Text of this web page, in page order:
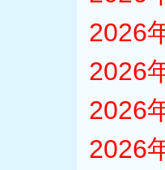
2026
2026
2026
2026